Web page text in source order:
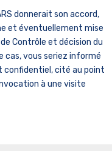
donnerait son accord,
et éventuellement mise
Contrôle et décision du
cas, vous seriez informé
confidentiel, cité au point
à une visite